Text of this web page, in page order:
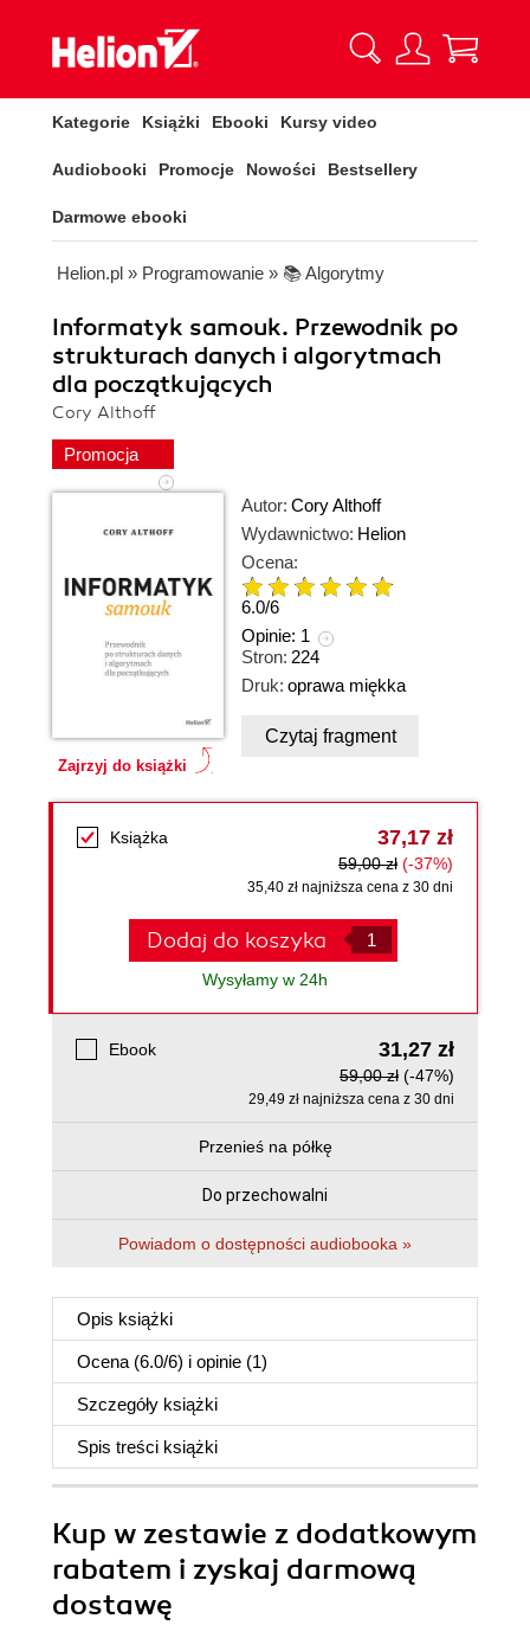
Kategorie Książki Ebooki Kursy video
Audiobooki Promocje Nowości Bestsellery
Darmowe ebooki
Helion.pl » Programowanie » 📚 Algorytmy
Informatyk samouk. Przewodnik po
strukturach danych i algorytmach
dla początkujących
Cory Althoff
Promocja
Zajrzyj do książki
Autor: Cory Althoff
Wydawnictwo: Helion
Ocena:
6.0/6
Opinie: 1
Stron: 224
Druk: oprawa miękka
Czytaj fragment
Książka 37,17 zł
59,00 zł (-37%)
35,40 zł najniższa cena z 30 dni
Dodaj do koszyka
Wysyłamy w 24h
Ebook 31,27 zł
59,00 zł (-47%)
29,49 zł najniższa cena z 30 dni
Przenieś na półkę
Do przechowalni
Powiadom o dostępności audiobooka »
Opis książki
Ocena (6.0/6) i opinie (1)
Szczegóły książki
Spis treści książki
Kup w zestawie z dodatkowym
rabatem i zyskaj darmową
dostawę